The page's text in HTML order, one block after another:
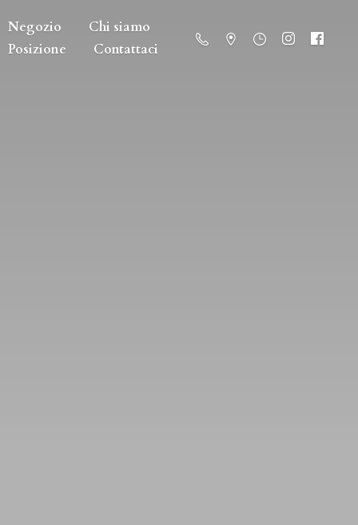
Negozio
Chi siamo
Posizione
Contattaci